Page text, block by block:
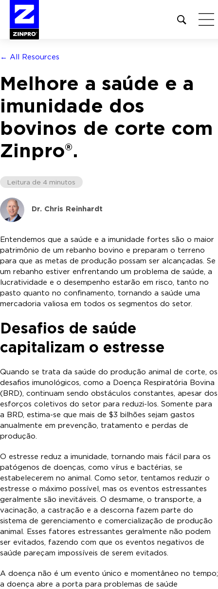
Open
site
por:
← All Resources
Melhore a saúde e a
imunidade dos
bovinos de corte com
Zinpro®.
Leitura de 4 minutos
Dr. Chris Reinhardt
Entendemos que a saúde e a imunidade fortes são o maior
patrimônio de um rebanho bovino e preparam o terreno
para que as metas de produção possam ser alcançadas. Se
um rebanho estiver enfrentando um problema de saúde, a
lucratividade e o desempenho estarão em risco, tanto no
pasto quanto no confinamento, tornando a saúde uma
mercadoria valiosa em todos os segmentos do setor.
Desafios de saúde
capitalizam o estresse
Quando se trata da saúde do produção animal de corte, os
desafios imunológicos, como a Doença Respiratória Bovina
(BRD), continuam sendo obstáculos constantes, apesar dos
esforços coletivos do setor para reduzi-los. Somente para
a BRD, estima-se que mais de $3 bilhões sejam gastos
anualmente em prevenção, tratamento e perdas de
produção.
O estresse reduz a imunidade, tornando mais fácil para os
patógenos de doenças, como vírus e bactérias, se
estabelecerem no animal. Como setor, tentamos reduzir o
estresse o máximo possível, mas os eventos estressantes
geralmente são inevitáveis. O desmame, o transporte, a
vacinação, a castração e a descorna fazem parte do
sistema de gerenciamento e comercialização de produção
animal. Esses fatores estressantes geralmente não podem
ser evitados, fazendo com que os eventos negativos de
saúde pareçam impossíveis de serem evitados.
A doença não é um evento único e momentâneo no tempo;
a doença abre a porta para problemas de saúde